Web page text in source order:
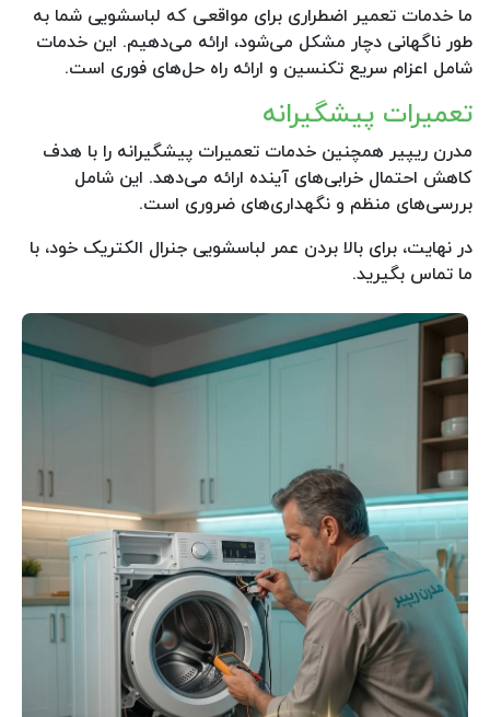
ما خدمات تعمیر اضطراری برای مواقعی که لباسشویی شما به
طور ناگهانی دچار مشکل می‌شود، ارائه می‌دهیم. این خدمات
شامل اعزام سریع تکنسین و ارائه راه حل‌های فوری است.
تعمیرات پیشگیرانه
مدرن ریپیر همچنین خدمات تعمیرات پیشگیرانه را با هدف
کاهش احتمال خرابی‌های آینده ارائه می‌دهد. این شامل
بررسی‌های منظم و نگهداری‌های ضروری است.
در نهایت، برای بالا بردن عمر لباسشویی جنرال الکتریک خود، با
ما تماس بگیرید.